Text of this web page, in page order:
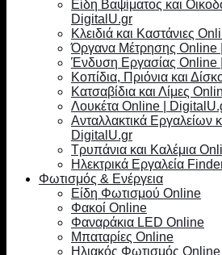
Είδη Βαψίματος και
DigitalU.gr
Κλειδιά και Καστάνιες
Όργανα Μέτρησης Online
Ένδυση Εργασίας Online
Κοπίδια, Πριόνια και
Κατσαβίδια και Λίμες
Λουκέτα Online |
Ανταλλακτικά Εργαλείων
DigitalU.gr
Τρυπάνια και Καλέμια
Ηλεκτρικά Εργαλεία
Φωτισμός & Ενέργεια
Είδη Φωτισμού Online
Φακοί Online
Φαναράκια LED Online
Μπαταρίες Online
Ηλιακός Φωτισμός Online